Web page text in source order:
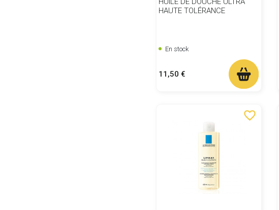
HAUTE TOLÉRANCE
En stock
Prix
11,50 €
favorite_border